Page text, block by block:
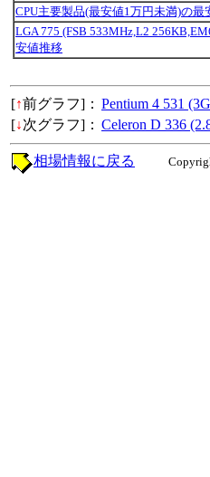
CPU主要製品(最安値1万円未満)の最
LGA 775 (FSB 533MHz,L2
安値推移
[↑前グラフ]： Pentium 4 531
[↓次グラフ]： Celeron D 336
相場情報に戻る